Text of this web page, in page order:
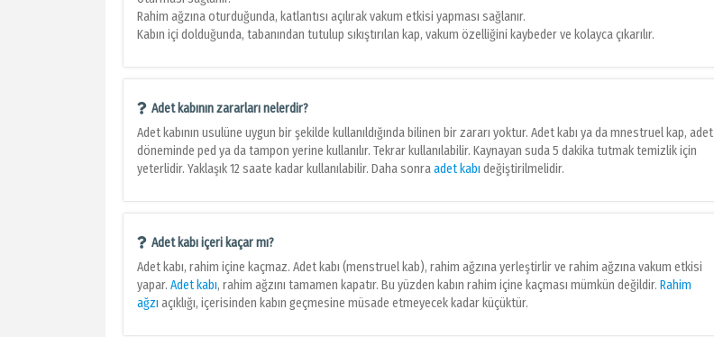
Rahim ağzına oturduğunda, katlantısı açılırak vakum etkisi yapması sağlanır.
Kabın içi dolduğunda, tabanından tutulup sıkıştırılan kap, vakum özelliğini kaybeder ve kolayca çıkarılır.
Adet kabının zararları nelerdir?
Adet kabının usulüne uygun bir şekilde kullanıldığında bilinen bir zararı yoktur. Adet kabı ya da mnestruel kap, adet
döneminde ped ya da tampon yerine kullanılır. Tekrar kullanılabilir. Kaynayan suda 5 dakika tutmak temizlik için
yeterlidir. Yaklaşık 12 saate kadar kullanılabilir. Daha sonraadet kabı değiştirilmelidir.
Adet kabı içeri kaçar mı?
Adet kabı, rahim içine kaçmaz. Adet kabı (menstruel kab), rahim ağzına yerleştirlir ve rahim ağzına vakum etkisi
yapar. Adet kabı, rahim ağzını tamamen kapatır. Bu yüzden kabın rahim içine kaçması mümkün değildir. Rahim
ağzı açıklığı, içerisinden kabın geçmesine müsade etmeyecek kadar küçüktür.